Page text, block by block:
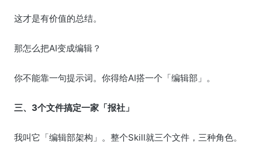
这才是有价值的总结。
那怎么把AI变成编辑？
你不能靠一句提示词。你得给AI搭一个「编辑部」。
三、3个文件搞定一家「报社」
我叫它「编辑部架构」。整个Skill就三个文件，三种角色。